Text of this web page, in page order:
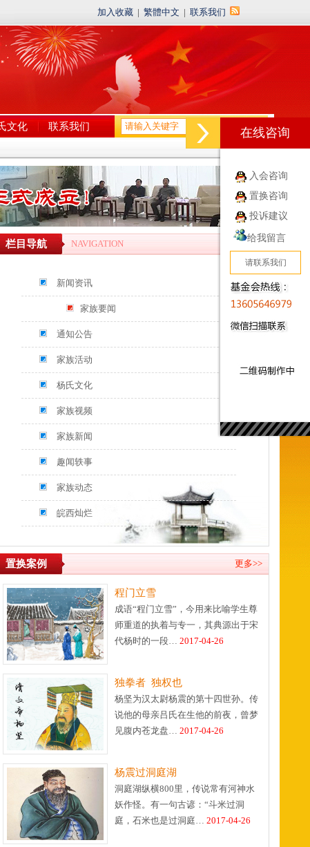
加入收藏 | 繁體中文 | 联系我们
文化 联系我们
栏目导航 NAVIGATION
新闻资讯
家族要闻
通知公告
家族活动
杨氏文化
家族视频
家族新闻
趣闻轶事
家族动态
皖西灿烂
置换案例 更多>>
程门立雪
成语“程门立雪”，今用来比喻学生尊
师重道的执着与专一，其典源出于宋
代杨时的一段… 2017-04-26
独拳者 独权也
杨坚为汉太尉杨震的第十四世孙。传
说他的母亲吕氏在生他的前夜，曾梦
见腹内苍龙盘… 2017-04-26
杨震过洞庭湖
洞庭湖纵横800里，传说常有河神水
妖作怪。有一句古谚：“斗米过洞
庭，石米也是过洞庭… 2017-04-26
在线咨询
入会咨询
置换咨询
投诉建议
给我留言
请联系我们